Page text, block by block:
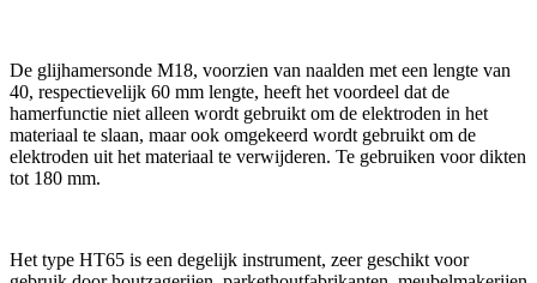
De glijhamersonde M18, voorzien van naalden met een lengte van
40, respectievelijk 60 mm lengte, heeft het voordeel dat de
hamerfunctie niet alleen wordt gebruikt om de elektroden in het
materiaal te slaan, maar ook omgekeerd wordt gebruikt om de
elektroden uit het materiaal te verwijderen. Te gebruiken voor dikten
tot 180 mm.
Het type HT65 is een degelijk instrument, zeer geschikt voor